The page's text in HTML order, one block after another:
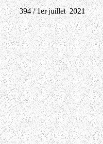
394 / 1er juillet 2021